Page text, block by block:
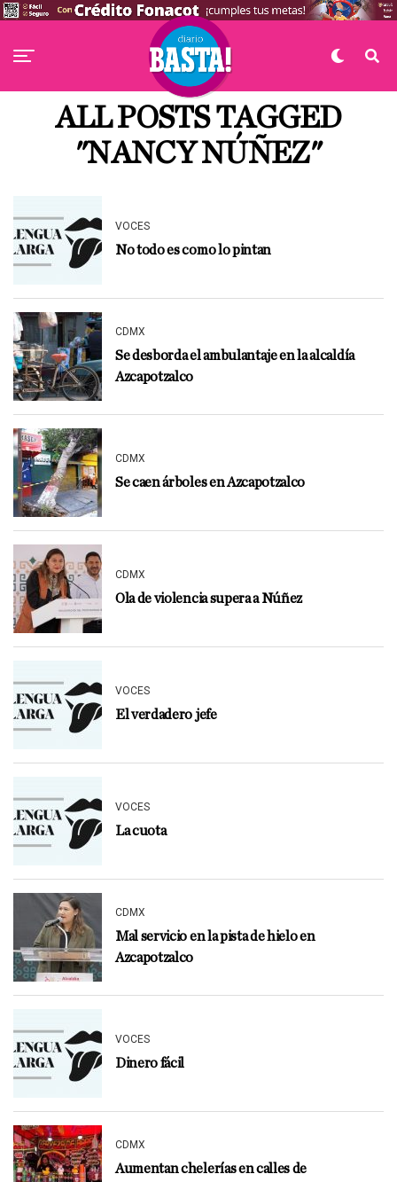
ALL POSTS TAGGED
"NANCY NÚÑEZ"
VOCES
No todo es como lo pintan
CDMX
Se desborda el ambulantaje en la alcaldía
Azcapotzalco
CDMX
Se caen árboles en Azcapotzalco
CDMX
Ola de violencia supera a Núñez
VOCES
El verdadero jefe
VOCES
La cuota
CDMX
Mal servicio en la pista de hielo en
Azcapotzalco
VOCES
Dinero fácil
CDMX
Aumentan chelerías en calles de